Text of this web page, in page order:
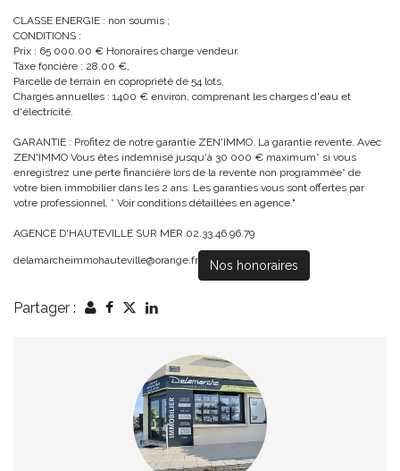
CLASSE ENERGIE : non soumis ;
CONDITIONS :
Prix : 65 000.00 € Honoraires charge vendeur.
Taxe foncière : 28.00 €,
Parcelle de terrain en copropriété de 54 lots,
Charges annuelles : 1400 € environ, comprenant les charges d'eau et
d'électricité.
GARANTIE : Profitez de notre garantie ZEN'IMMO. La garantie revente. Avec
ZEN'IMMO Vous êtes indemnisé jusqu'à 30 000 € maximum* si vous
enregistrez une perte financière lors de la revente non programmée* de
votre bien immobilier dans les 2 ans. Les garanties vous sont offertes par
votre professionnel. * Voir conditions détaillées en agence."
AGENCE D'HAUTEVILLE SUR MER 02.33.46.96.79
delamarcheimmohauteville@orange.fr Nos honoraires
Partager :